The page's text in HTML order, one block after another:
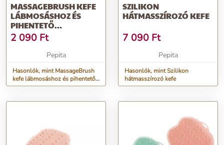
MASSAGEBRUSH KEFE
LÁBMOSÁSHOZ ÉS
PIHENTETŐ
MASSZÁZSHOZ -
RÓZSASZÍN
2 090 Ft
Pepita
Hasonlók, mint MassageBrush
kefe lábmosáshoz és pihentető
masszázshoz - Rózsaszín
SZILIKON
HÁTMASSZÍROZÓ KEFE
7 090 Ft
Pepita
Hasonlók, mint Szilikon
hátmasszírozó kefe